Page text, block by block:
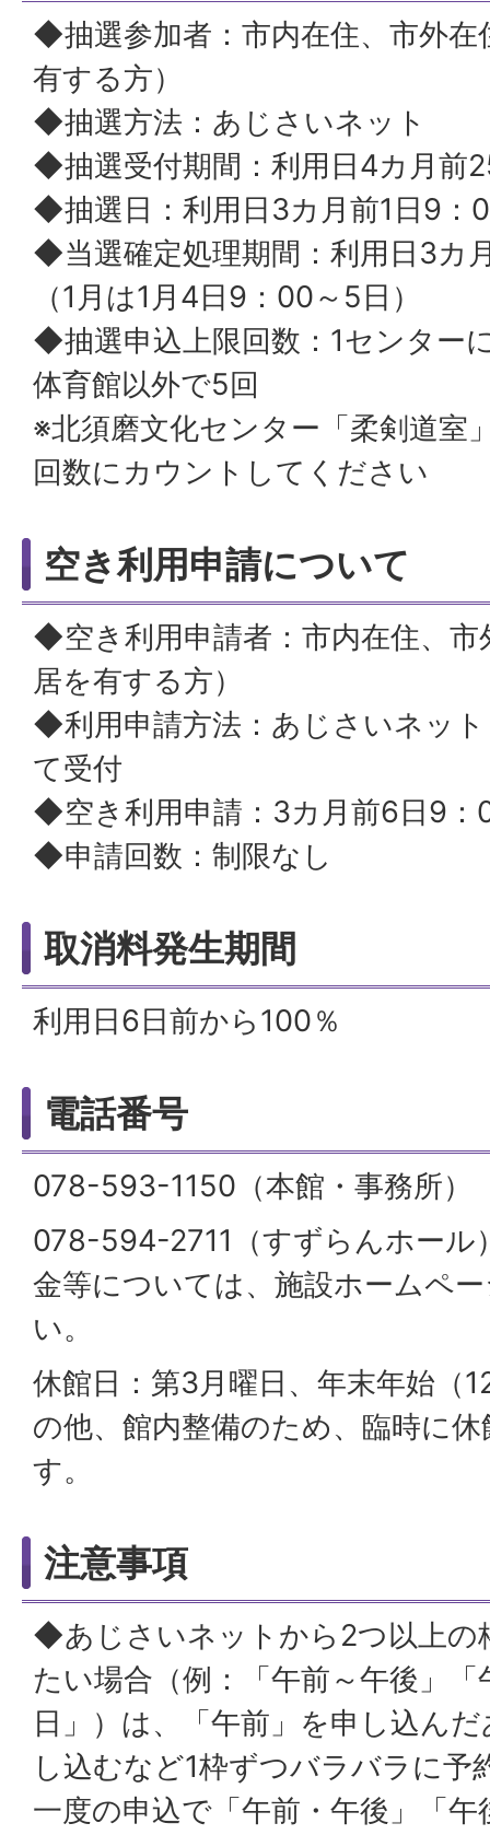
◆抽選参加者：市内在住、市外在
有する方）
◆抽選方法：あじさいネット
◆抽選受付期間：利用日4カ月
◆抽選日：利用日3カ月前1日9：
◆当選確定処理期間：利用日3カ
（1月は1月4日9：00～5日）
◆抽選申込上限回数：1センター
体育館以外で5回
※北須磨文化センター「柔剣道室
回数にカウントしてください
空き利用申請について
◆空き利用申請者：市内在住、市
居を有する方）
◆利用申請方法：あじさいネッ
て受付
◆空き利用申請：3カ月前6日9
◆申請回数：制限なし
取消料発生期間
利用日6日前から100％
電話番号
078-593-1150（本館・事務所）
078-594-2711（すずらんホール
金等については、施設ホームペ
い。
休館日：第3月曜日、年末年始（
の他、館内整備のため、臨時に
す。
注意事項
◆あじさいネットから2つ以上の
たい場合（例：「午前～午後」「
日」）は、「午前」を申し込ん
し込むなど1枠ずつバラバラに予
一度の申込で「午前・午後」「